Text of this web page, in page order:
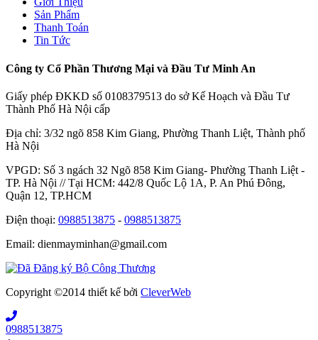
Sản Phẩm
Thanh Toán
Tin Tức
Công ty Cổ Phần Thương Mại và Đầu Tư Minh An
Giấy phép ĐKKD số 0108379513 do sở Kế Hoạch và Đầu Tư
Thành Phố Hà Nội cấp
Địa chỉ: 3/32 ngõ 858 Kim Giang, Phường Thanh Liệt, Thành phố
Hà Nội
VPGD: Số 3 ngách 32 Ngõ 858 Kim Giang- Phường Thanh Liệt -
TP. Hà Nội // Tại HCM: 442/8 Quốc Lộ 1A, P. An Phú Đông,
Quận 12, TP.HCM
Điện thoại: 0988513875 - 0988513875
Email: dienmayminhan@gmail.com
Copyright ©2014 thiết kế bởi CleverWeb
0988513875